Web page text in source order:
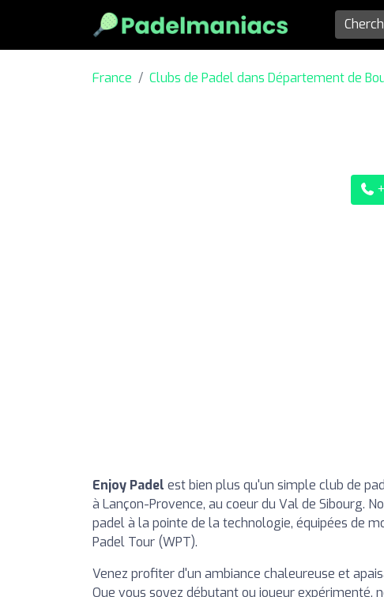
France Clubs de Padel dans Département de
Enjoy Padel est bien plus qu'un simple club de
à Lançon-Provence, au coeur du Val de Sibourg.
padel à la pointe de la technologie, équipées de
Padel Tour (WPT).
Venez profiter d'un ambiance chaleureuse et
Que vous soyez débutant ou joueur expérimenté,